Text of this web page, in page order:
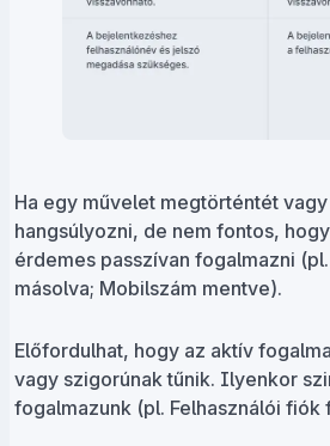
Ha egy művelet megtörténtét
hangsúlyozni, de nem fontos,
érdemes passzívan fogalmazni
másolva; Mobilszám mentve).
Előfordulhat, hogy az aktív
vagy szigorúnak tűnik. Ilyenkor
fogalmazunk (pl. Felhasználói